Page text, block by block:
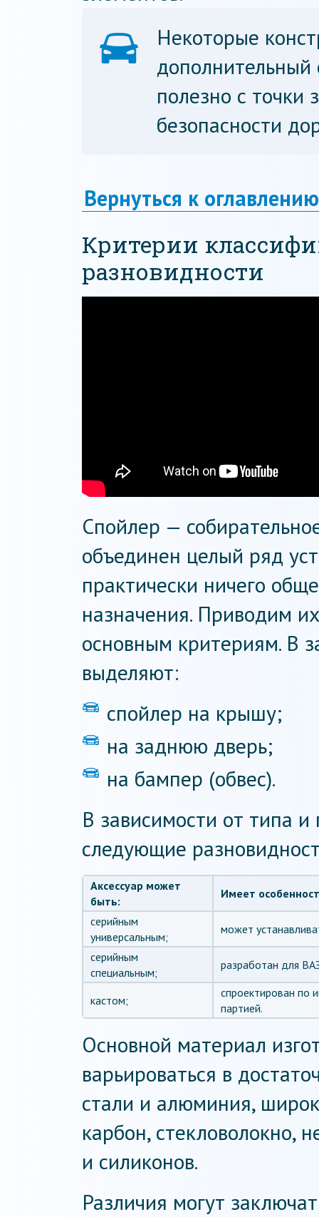
Некоторые
дополнительный
полезно с точки
безопасности
Вернуться к оглавлению
Критерии
разновидности
Спойлер —
объединен целый ряд
практически ничего
назначения. Приводим
основным критериям. В
выделяют:
спойлер на крышу;
на заднюю дверь;
на бампер (обвес).
В зависимости от типа
следующие
Аксессуар может
быть:
Имеет
серийным
универсальным;
может
серийным
специальным;
разработан для
кастом;
спроектирован по
партией.
Основной материал
варьироваться в
стали и алюминия,
карбон, стекловолокно,
и силиконов.
Различия могут